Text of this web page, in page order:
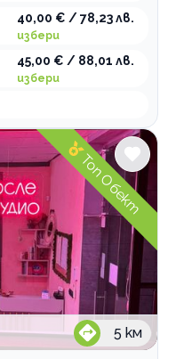
40,00 € / 78,23 лв.
избери
45,00 € / 88,01 лв.
избери
5 км
Топ Обект